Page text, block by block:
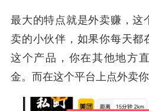
最大的特点就是外卖赚，这
卖的小伙伴， 如果你每天都
这个产品，你在其他地方
金。而在这个平台上点外卖